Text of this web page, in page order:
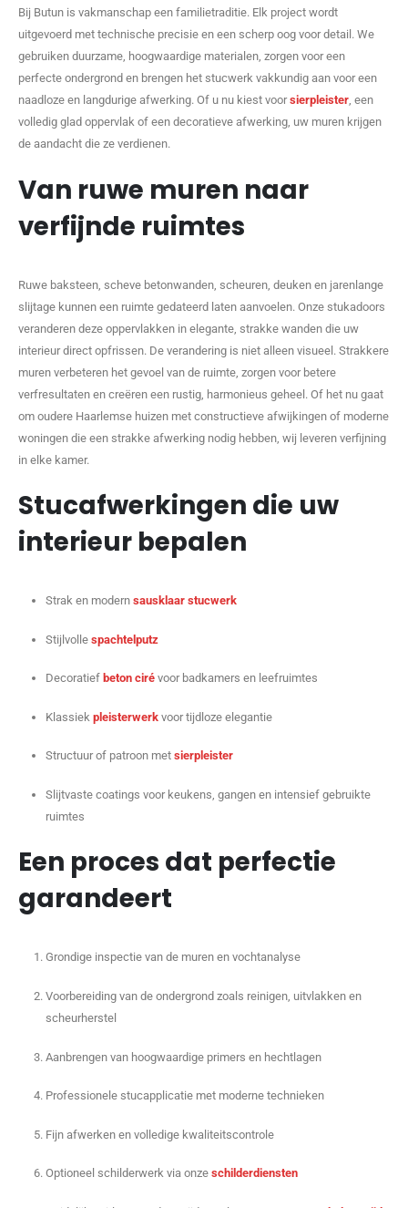
Bij Butun is vakmanschap een familietraditie. Elk project wordt
uitgevoerd met technische precisie en een scherp oog voor detail. We
gebruiken duurzame, hoogwaardige materialen, zorgen voor een
perfecte ondergrond en brengen het stucwerk vakkundig aan voor een
naadloze en langdurige afwerking. Of u nu kiest voorsierpleister , een
volledig glad oppervlak of een decoratieve afwerking, uw muren krijgen
de aandacht die ze verdienen.
Van ruwe muren naar
verfijnde ruimtes
Ruwe baksteen, scheve betonwanden, scheuren, deuken en jarenlange
slijtage kunnen een ruimte gedateerd laten aanvoelen. Onze stukadoors
veranderen deze oppervlakken in elegante, strakke wanden die uw
interieur direct opfrissen. De verandering is niet alleen visueel. Strakkere
muren verbeteren het gevoel van de ruimte, zorgen voor betere
verfresultaten en creëren een rustig, harmonieus geheel. Of het nu gaat
om oudere Haarlemse huizen met constructieve afwijkingen of moderne
woningen die een strakke afwerking nodig hebben, wij leveren verfijning
in elke kamer.
Stucafwerkingen die uw
interieur bepalen
Strak en modern sausklaar stucwerk
Stijlvolle spachtelputz
Decoratief beton cirévoor badkamers en leefruimtes
Klassiek pleisterwerkvoor tijdloze elegantie
Structuur of patroon met sierpleister
Slijtvaste coatings voor keukens, gangen en intensief gebruikte
ruimtes
Een proces dat perfectie
garandeert
Grondige inspectie van de muren en vochtanalyse
Voorbereiding van de ondergrond zoals reinigen, uitvlakken en
scheurherstel
Aanbrengen van hoogwaardige primers en hechtlagen
Professionele stucapplicatie met moderne technieken
Fijn afwerken en volledige kwaliteitscontrole
Optioneel schilderwerk via onze schilderdiensten